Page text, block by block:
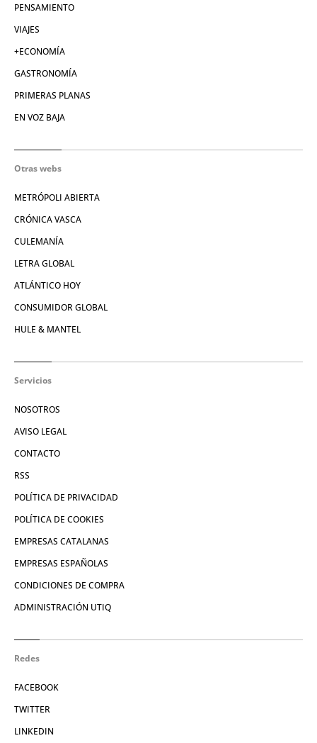
PENSAMIENTO
VIAJES
+ECONOMÍA
GASTRONOMÍA
PRIMERAS PLANAS
EN VOZ BAJA
Otras webs
METRÓPOLI ABIERTA
CRÓNICA VASCA
CULEMANÍA
LETRA GLOBAL
ATLÁNTICO HOY
CONSUMIDOR GLOBAL
HULE & MANTEL
Servicios
NOSOTROS
AVISO LEGAL
CONTACTO
RSS
POLÍTICA DE PRIVACIDAD
POLÍTICA DE COOKIES
EMPRESAS CATALANAS
EMPRESAS ESPAÑOLAS
CONDICIONES DE COMPRA
ADMINISTRACIÓN UTIQ
Redes
FACEBOOK
TWITTER
LINKEDIN